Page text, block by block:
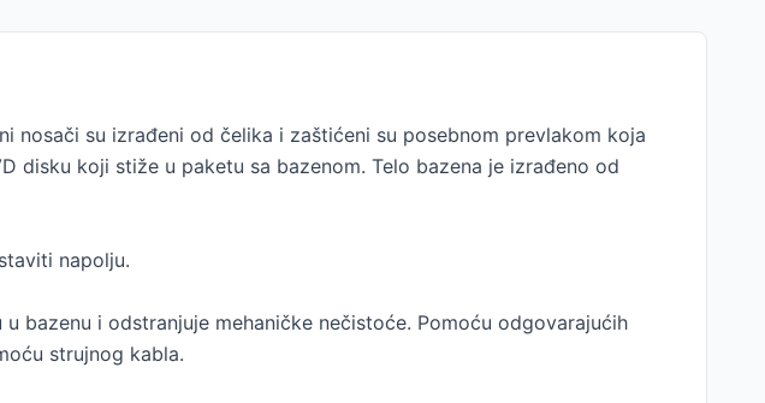
nosači su izrađeni od čelika i zaštićeni su posebnom prevlakom koja
disku koji stiže u paketu sa bazenom. Telo bazena je izrađeno od
napolju.
bazenu i odstranjuje mehaničke nečistoće. Pomoću odgovarajućih
strujnog kabla.